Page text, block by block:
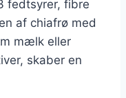
fedtsyrer, fibre
af chiafrø med
mælk eller
skaber en